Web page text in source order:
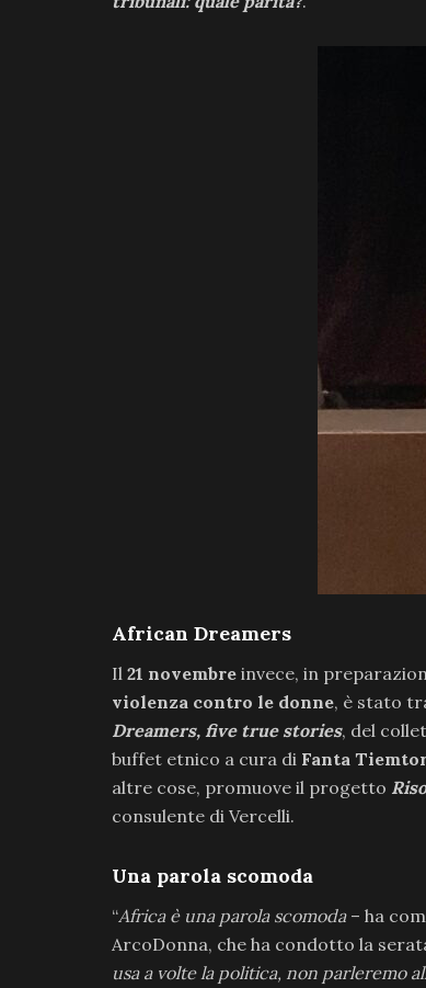
African Dreamers
Il 21 novembre invece, in
violenza contro le donne, è stato
Dreamers, five true stories, del
buffet etnico a cura di Fanta
altre cose, promuove il progetto
consulente di Vercelli.
Una parola scomoda
“Africa è una parola scomoda – ha
ArcoDonna, che ha condotto la
usa a volte la politica, non parleremo